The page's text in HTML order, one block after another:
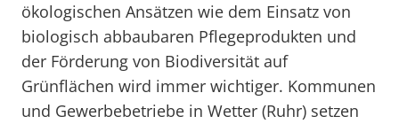
ökologischen Ansätzen wie dem Einsatz von
biologisch abbaubaren Pflegeprodukten und
der Förderung von Biodiversität auf
Grünflächen wird immer wichtiger. Kommunen
und Gewerbebetriebe in Wetter (Ruhr) setzen